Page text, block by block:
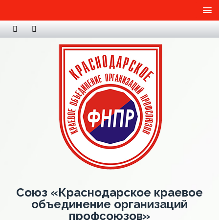
Союз «Краснодарское краевое
объединение организаций
профсоюзов»